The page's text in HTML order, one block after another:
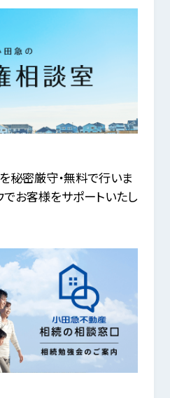
秘密厳守・無料で行いま
でお客様をサポートいたし